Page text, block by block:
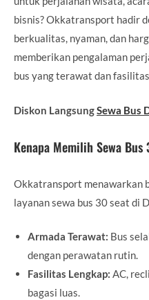
bisnis? Okkatransport hadir
berkualitas, nyaman, dan
memberikan pengalaman
bus yang terawat dan
Diskon LangsungSewa Bus
Kenapa Memilih Sewa
Okkatransport menawarkan
layanan sewa bus 30 seat di
Armada Terawat: Bus
dengan perawatan rutin.
Fasilitas Lengkap: AC,
bagasi luas.